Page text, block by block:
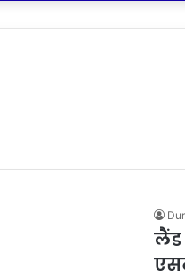
लैंड